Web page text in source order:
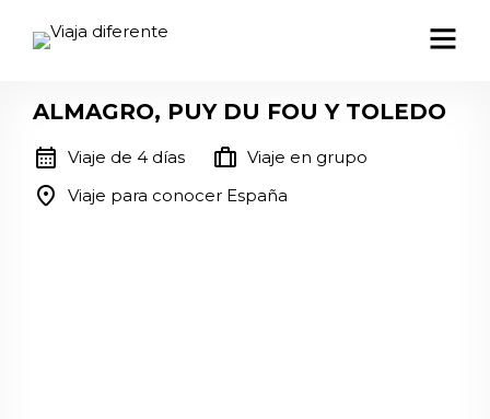
ALMAGRO, PUY DU FOU Y TOLEDO
calendar_month Viaje de 4 días trip Viaje en grupo
location_on Viaje para conocer España